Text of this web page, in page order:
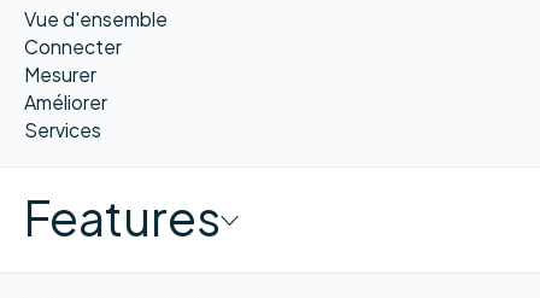
Vue d'ensemble
Connecter
Mesurer
Améliorer
Services
Features